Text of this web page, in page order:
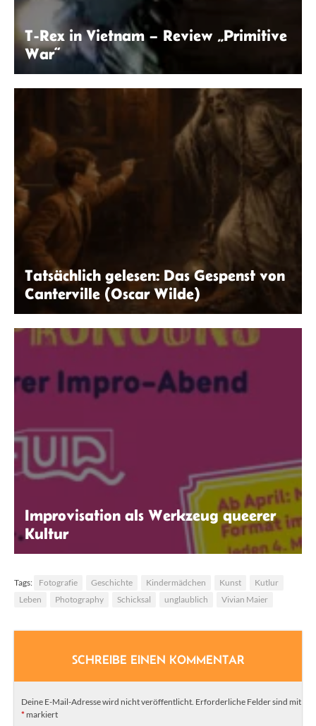
T-Rex in Vietnam – Review „Primitive
War“
Tatsächlich gelesen: Das Gespenst von
Canterville (Oscar Wilde)
Improvisation als Werkzeug queerer
Kultur
Tags: Fotografie Geschichte Kindermädchen Kunst
Kutlur
Leben
Photography Schicksal unglaublich Vivian Maier
SCHREIBE EINEN KOMMENTAR
Deine E-Mail-Adresse wird nicht veröffentlicht. Erforderliche Felder sind mit
* markiert